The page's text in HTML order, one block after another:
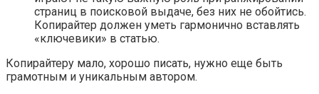
страниц в поисковой выдаче, без них не обойтись.
Копирайтер должен уметь гармонично вставлять
«ключевики» в статью.
Копирайтеру мало, хорошо писать, нужно еще быть
грамотным и уникальным автором.